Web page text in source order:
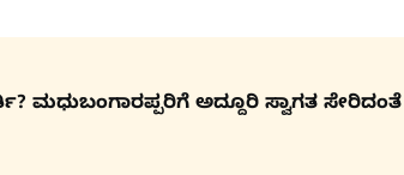
ಮಧುಬಂಗಾರಪ್ಪರಿಗೆ ಅದ್ದೂರಿ ಸ್ವಾಗತ ಸೇರಿದಂತೆ